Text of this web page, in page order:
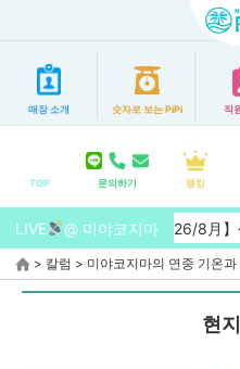
매장 소개 숫자로 보는 PiPi 직
TOP 문의하기 랭킹
LIVE @ 미야코지마
【2026/8月】今年はペルセ
> 칼럼 > 미야코지마의 연중 기온
현